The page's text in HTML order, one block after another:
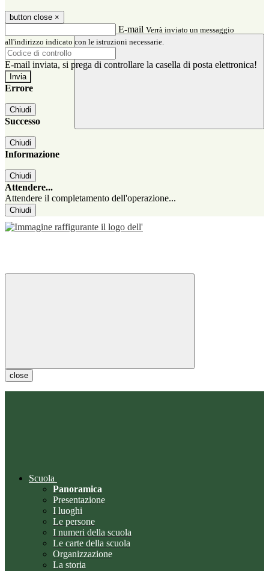
button close ×
E-mail Verrà inviato un messaggio
all'indirizzo indicato con le istruzioni necessarie.
E-mail inviata, si prega di controllare la casella di posta elettronica!
Errore
Chiudi
Successo
Chiudi
Informazione
Chiudi
Attendere...
Attendere il completamento dell'operazione...
Chiudi
close
Scuola
Panoramica
Presentazione
I luoghi
Le persone
I numeri della scuola
Le carte della scuola
Organizzazione
La storia